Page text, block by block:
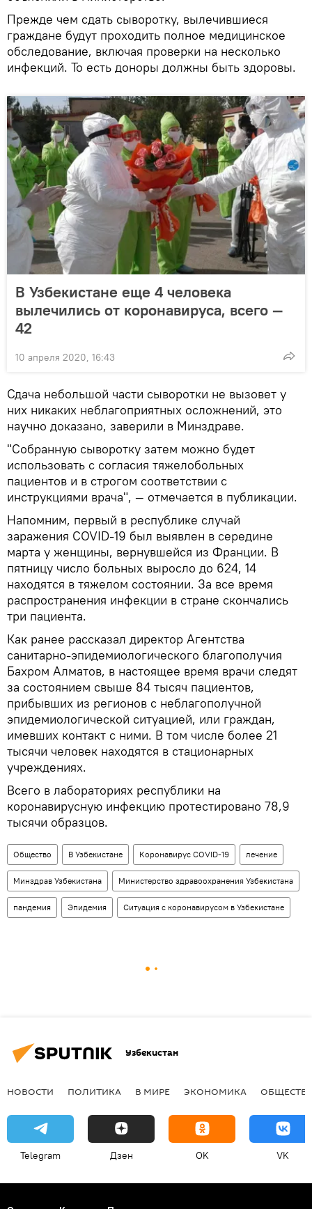
Прежде чем сдать сыворотку, вылечившиеся
граждане будут проходить полное медицинское
обследование, включая проверки на несколько
инфекций. То есть доноры должны быть здоровы.
В Узбекистане еще 4 человека
вылечились от коронавируса, всего —
42
10 апреля 2020, 16:43
Сдача небольшой части сыворотки не вызовет у
них никаких неблагоприятных осложнений, это
научно доказано, заверили в Минздраве.
"Собранную сыворотку затем можно будет
использовать с согласия тяжелобольных
пациентов и в строгом соответствии с
инструкциями врача", — отмечается в публикации.
Напомним, первый в республике случай
заражения COVID-19 был выявлен в середине
марта у женщины, вернувшейся из Франции. В
пятницу число больных выросло до 624, 14
находятся в тяжелом состоянии. За все время
распространения инфекции в стране скончались
три пациента.
Как ранее рассказал директор Агентства
санитарно-эпидемиологического благополучия
Бахром Алматов, в настоящее время врачи следят
за состоянием свыше 84 тысяч пациентов,
прибывших из регионов с неблагополучной
эпидемиологической ситуацией, или граждан,
имевших контакт с ними. В том числе более 21
тысячи человек находятся в стационарных
учреждениях.
Всего в лабораториях республики на
коронавирусную инфекцию протестировано 78,9
тысячи образцов.
Общество В Узбекистане Коронавирус COVID-19 лечение
Минздрав Узбекистана Министерство здравоохранения Узбекистана
пандемия Эпидемия Ситуация с коронавирусом в Узбекистане
Узбекистан
НОВОСТИ ПОЛИТИКА В МИРЕ ЭКОНОМИКА
Telegram Дзен OK VK